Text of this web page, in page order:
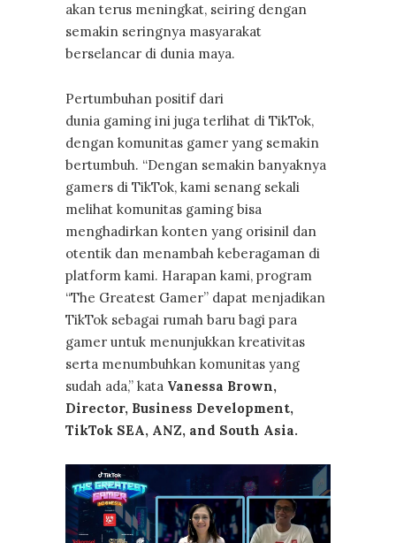
akan terus meningkat, seiring dengan
semakin seringnya masyarakat
berselancar di dunia maya.
Pertumbuhan positif dari
dunia gaming ini juga terlihat di TikTok,
dengan komunitas gamer yang semakin
bertumbuh. “Dengan semakin banyaknya
gamers di TikTok, kami senang sekali
melihat komunitas gaming bisa
menghadirkan konten yang orisinil dan
otentik dan menambah keberagaman di
platform kami. Harapan kami, program
“The Greatest Gamer” dapat menjadikan
TikTok sebagai rumah baru bagi para
gamer untuk menunjukkan kreativitas
serta menumbuhkan komunitas yang
sudah ada,” kata Vanessa Brown,
Director, Business Development,
TikTok SEA, ANZ, and South Asia.